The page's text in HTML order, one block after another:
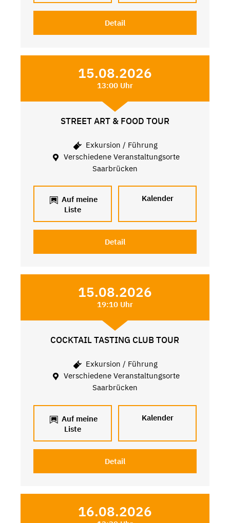
Detail
15.08.2026
13:00 Uhr
STREET ART & FOOD TOUR
Exkursion / Führung
Verschiedene Veranstaltungsorte
Saarbrücken
Auf meine
Liste
Kalender
Detail
15.08.2026
19:10 Uhr
COCKTAIL TASTING CLUB TOUR
Exkursion / Führung
Verschiedene Veranstaltungsorte
Saarbrücken
Auf meine
Liste
Kalender
Detail
16.08.2026